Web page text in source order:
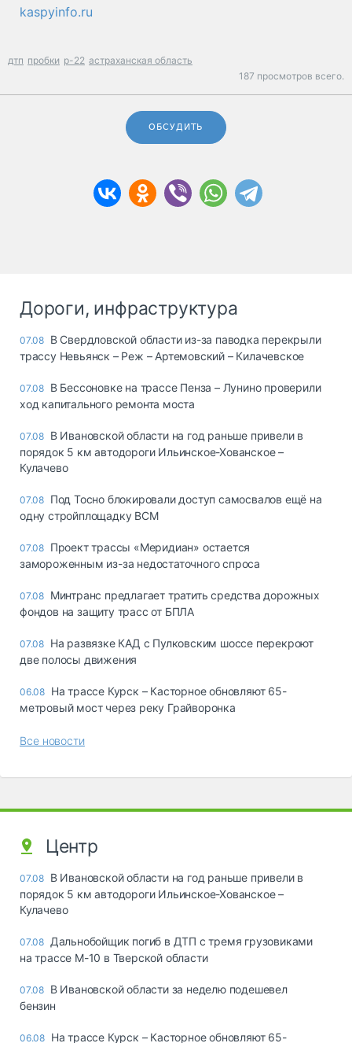
kaspyinfo.ru
дтп пробки р-22 астраханская область
187 просмотров всего.
ОБСУДИТЬ
Дороги, инфраструктура
07.08 В Свердловской области из-за паводка перекрыли
трассу Невьянск – Реж – Артемовский – Килачевское
07.08 В Бессоновке на трассе Пенза – Лунино проверили
ход капитального ремонта моста
07.08 В Ивановской области на год раньше привели в
порядок 5 км автодороги Ильинское-Хованское –
Кулачево
07.08 Под Тосно блокировали доступ самосвалов ещё на
одну стройплощадку ВСМ
07.08 Проект трассы «Меридиан» остается
замороженным из-за недостаточного спроса
07.08 Минтранс предлагает тратить средства дорожных
фондов на защиту трасс от БПЛА
07.08 На развязке КАД с Пулковским шоссе перекроют
две полосы движения
06.08 На трассе Курск – Касторное обновляют 65-
метровый мост через реку Грайворонка
Все новости
Центр
07.08 В Ивановской области на год раньше привели в
порядок 5 км автодороги Ильинское-Хованское –
Кулачево
07.08 Дальнобойщик погиб в ДТП с тремя грузовиками
на трассе М-10 в Тверской области
07.08 В Ивановской области за неделю подешевел
бензин
06.08 На трассе Курск – Касторное обновляют 65-